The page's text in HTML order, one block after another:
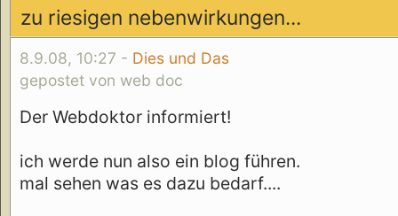
zu riesigen nebenwirkungen...
8.9.08, 10:27 - Dies und Das
gepostet von web doc
Der Webdoktor informiert!
ich werde nun also ein blog führen.
mal sehen was es dazu bedarf....